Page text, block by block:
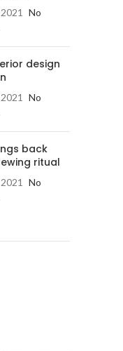
No
design
No
back
ritual
No